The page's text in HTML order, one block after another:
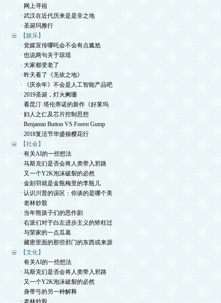
· 网上寻祖
· 武汉在近代历来是是非之地
· 圣诞玛雅行
【娱乐】
· 党媒宣传哪吒会不会有点尴尬
· 也说两句关于琼瑶
· 大家都变老了
· 昨天看了《无依之地》
· 《庆余年》不会是人工智能产品吧
· 2019圣诞，灯火阑珊
· 看昆汀·塔伦蒂诺的新作《好莱坞
· 妇人之仁及芯片控制思想
· Benjamin Button VS Forest Gump
· 2018复活节华盛顿樱花行
【社会】
· 有关AI的一些想法
· 马斯克们是否会将人类带入邪路
· 又一个Y2K泡沫破裂的必然
· 金刻羽就是金瓶梅里的李瓶儿
· 认识川普的误区：你谈的是哪个美
· 老林炒股
· 当年熊孩子们的恶作剧
· 右派们对于白左进步主义的矫枉过
· 与荣家的一点瓜葛
· 藏密里面的那些邪门的东西或来源
【文化】
· 有关AI的一些想法
· 马斯克们是否会将人类带入邪路
· 又一个Y2K泡沫破裂的必然
· 身带弓的另一种解释
· 老林炒股